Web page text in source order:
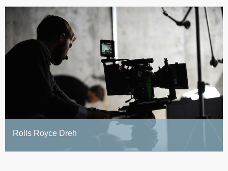
Rolls Royce Dreh